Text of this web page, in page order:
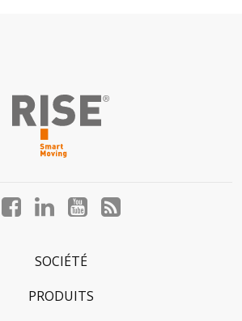
FacebookLinkedInYouTubeBlog
SOCIÉTÉ
PRODUITS